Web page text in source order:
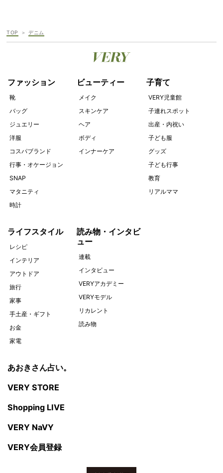
TOP デニム
ファッション
靴
バッグ
ジュエリー
洋服
コスパブランド
行事・オケージョン
SNAP
マタニティ
時計
ビューティー
メイク
スキンケア
ヘア
ボディ
インナーケア
子育て
VERY児童館
子連れスポット
出産・内祝い
子ども服
グッズ
子ども行事
教育
リアルママ
ライフスタイル
レシピ
インテリア
アウトドア
旅行
家事
手土産・ギフト
お金
家電
読み物・インタビ
ュー
連載
インタビュー
VERYアカデミー
VERYモデル
リカレント
読み物
あおきさん占い。
VERY STORE
Shopping LIVE
VERY NaVY
VERY会員登録